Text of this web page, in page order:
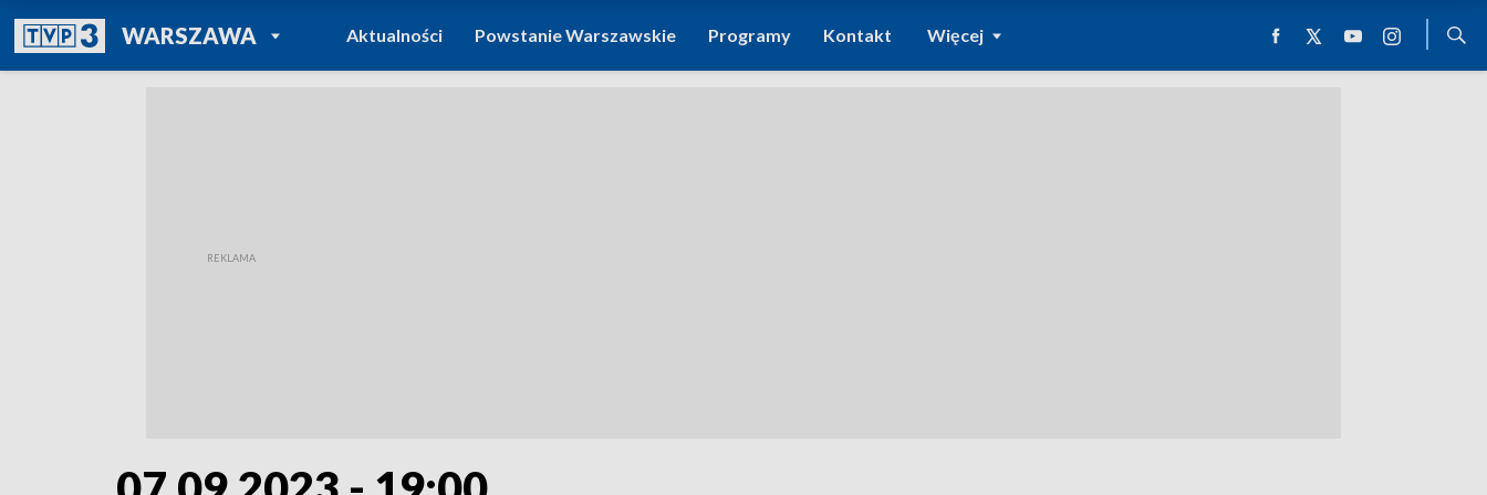
WARSZAWAPOWRÓT DO
TVP REGIONY
Aktualności Powstanie Warszawskie Programy Kontakt Więcej